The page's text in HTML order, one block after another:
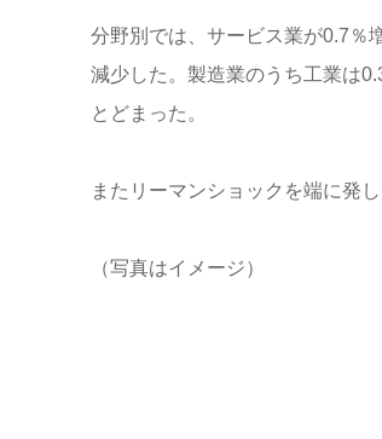
分野別では、サービス業が0.7％
減少した。製造業のうち工業は
とどまった。
またリーマンショックを端に発
（写真はイメージ）